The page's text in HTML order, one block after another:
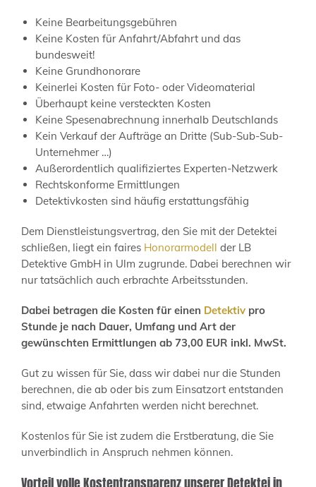
Keine Bearbeitungsgebühren
Keine Kosten für Anfahrt/Abfahrt und das
bundesweit!
Keine Grundhonorare
Keinerlei Kosten für Foto- oder Videomaterial
Überhaupt keine versteckten Kosten
Keine Spesenabrechnung innerhalb Deutschlands
Kein Verkauf der Aufträge an Dritte (Sub-Sub-Sub-
Unternehmer …)
Außerordentlich qualifiziertes Experten-Netzwerk
Rechtskonforme Ermittlungen
Detektivkosten sind häufig erstattungsfähig
Dem Dienstleistungsvertrag, den Sie mit der Detektei
schließen, liegt ein faires Honorarmodell der LB
Detektive GmbH in Ulm zugrunde. Dabei berechnen wir
nur tatsächlich auch erbrachte Arbeitsstunden.
Dabei betragen die Kosten für einen Detektiv pro
Stunde je nach Dauer, Umfang und Art der
gewünschten Ermittlungen ab 73,00 EUR inkl. MwSt.
Gut zu wissen für Sie, dass wir dabei nur die Stunden
berechnen, die ab oder bis zum Einsatzort entstanden
sind, etwaige Anfahrten werden nicht berechnet.
Kostenlos für Sie ist zudem die Erstberatung, die Sie
unverbindlich in Anspruch nehmen können.